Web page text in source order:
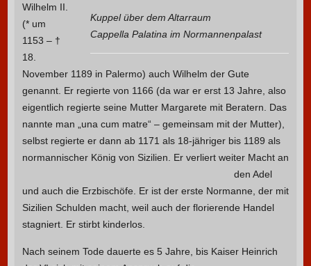
Kuppel über dem Altarraum
Cappella Palatina im Normannenpalast
Wilhelm II.
(* um
1153 – †
18.
November 1189 in Palermo) auch Wilhelm der Gute
genannt. Er regierte von 1166 (da war er erst 13 Jahre, also
eigentlich regierte seine Mutter Margarete mit Beratern. Das
nannte man „una cum matre“ – gemeinsam mit der Mutter),
selbst regierte er dann ab 1171 als 18-jähriger bis 1189 als
normannischer König von Sizilien. Er verliert weiter Macht an
den Adel
und auch die Erzbischöfe. Er ist der erste Normanne, der mit
Sizilien Schulden macht, weil auch der florierende Handel
stagniert. Er stirbt kinderlos.
Nach seinem Tode dauerte es 5 Jahre, bis Kaiser Heinrich